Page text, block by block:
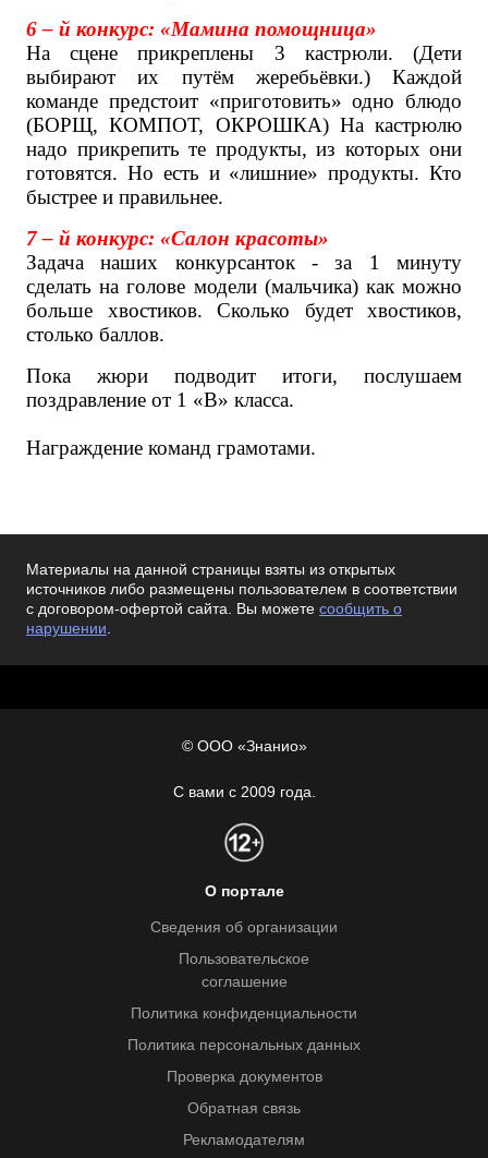
6 – й конкурс: «Мамина помощница»
На сцене прикреплены 3 кастрюли. (Дети
выбирают их путём жеребьёвки.) Каждой
команде предстоит «приготовить» одно блюдо
(БОРЩ, КОМПОТ, ОКРОШКА) На кастрюлю
надо прикрепить те продукты, из которых они
готовятся. Но есть и «лишние» продукты. Кто
быстрее и правильнее.
7 – й конкурс: «Салон красоты»
Задача наших конкурсанток - за 1 минуту
сделать на голове модели (мальчика) как можно
больше хвостиков. Сколько будет хвостиков,
столько баллов.
Пока жюри подводит итоги, послушаем
поздравление от 1 «В» класса.
Награждение команд грамотами.
Материалы на данной страницы взяты из открытых
источников либо размещены пользователем в соответствии
с договором-офертой сайта. Вы можете сообщить о
нарушении.
© ООО «Знанио»
С вами с 2009 года.
О портале
Сведения об организации
Пользовательское
соглашение
Политика конфиденциальности
Политика персональных данных
Проверка документов
Обратная связь
Рекламодателям